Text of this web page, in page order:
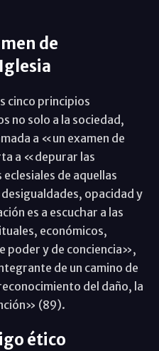
de
cinco principios
no solo a la sociedad,
a «un examen de
a «depurar las
de aquellas
opacidad y
es a escuchar a las
económicos,
poder y de conciencia»,
de un camino de
del daño, la
(89).
ético